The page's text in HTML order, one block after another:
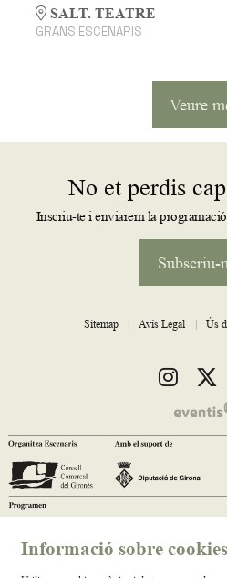
SALT. TEATRE
GRANS ESCENARIS
Veure
No et perdis
Inscriu-te i enviarem la
Subscriu-
Sitemap | Avís Legal | Ús
Link
Informació sobre cookies